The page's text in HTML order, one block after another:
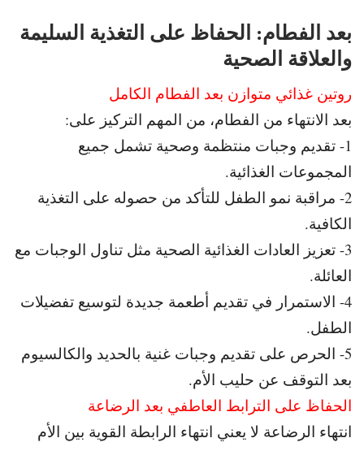
بعد الفطام: الحفاظ على التغذية السليمة
والعلاقة الصحية
روتين غذائي متوازن بعد الفطام الكامل
بعد الانتهاء من الفطام، من المهم التركيز على:
1- تقديم وجبات منتظمة وصحية تشمل جميع
المجموعات الغذائية.
2- مراقبة نمو الطفل للتأكد من حصوله على التغذية
الكافية.
3- تعزيز العادات الغذائية الصحية مثل تناول الوجبات مع
العائلة.
4- الاستمرار في تقديم أطعمة جديدة لتوسيع تفضيلات
الطفل.
5- الحرص على تقديم وجبات غنية بالحديد والكالسيوم
بعد التوقف عن حليب الأم.
الحفاظ على الترابط العاطفي بعد الرضاعة
انتهاء الرضاعة لا يعني انتهاء الرابطة القوية بين الأم